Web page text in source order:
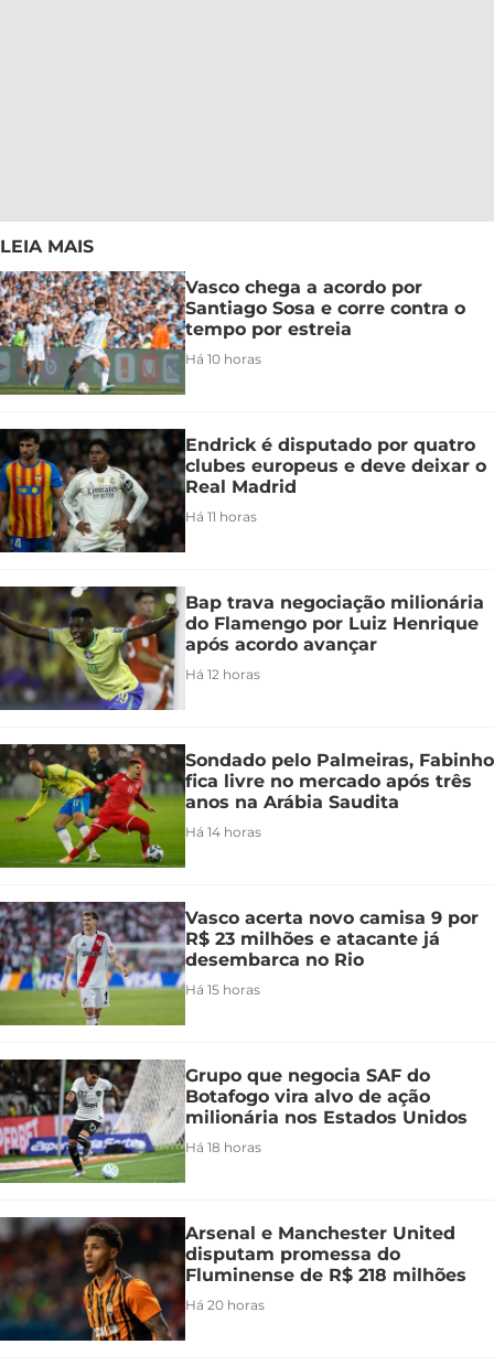
LEIA MAIS
Vasco chega a acordo por
Santiago Sosa e corre contra o
tempo por estreia
Há 10 horas
Endrick é disputado por quatro
clubes europeus e deve deixar o
Real Madrid
Há 11 horas
Bap trava negociação milionária
do Flamengo por Luiz Henrique
após acordo avançar
Há 12 horas
Sondado pelo Palmeiras, Fabinho
fica livre no mercado após três
anos na Arábia Saudita
Há 14 horas
Vasco acerta novo camisa 9 por
R$ 23 milhões e atacante já
desembarca no Rio
Há 15 horas
Grupo que negocia SAF do
Botafogo vira alvo de ação
milionária nos Estados Unidos
Há 18 horas
Arsenal e Manchester United
disputam promessa do
Fluminense de R$ 218 milhões
Há 20 horas